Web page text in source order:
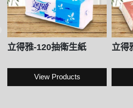
立得雅-120抽衛生紙
View Products
立得